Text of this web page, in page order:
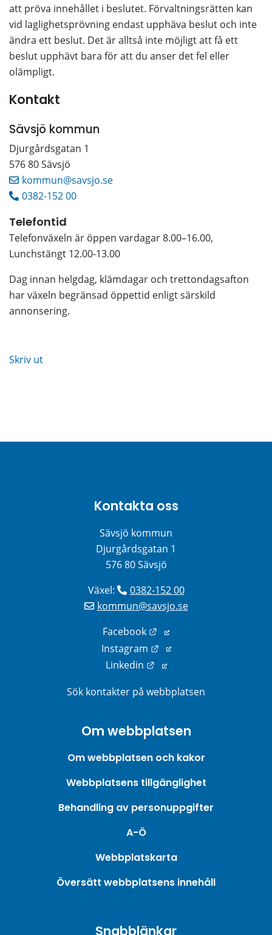
att pröva innehållet i beslutet. Förvaltningsrätten kan
vid laglighetsprövning endast upphäva beslut och inte
ändra ett beslut. Det är alltså inte möjligt att få ett
beslut upphävt bara för att du anser det fel eller
olämpligt.
Kontakt
Sävsjö kommun
Djurgårdsgatan 1
576 80 Sävsjö
kommun@savsjo.se
0382-152 00
Telefontid
Telefonväxeln är öppen vardagar 8.00–16.00,
Lunchstängt 12.00-13.00
Dag innan helgdag, klämdagar och trettondagsafton
har växeln begränsad öppettid enligt särskild
annonsering.
Skriv ut
Kontakta oss
Sävsjö kommun
Djurgårdsgatan 1
576 80 Sävsjö
Växel:
0382-152 00
kommun@savsjo.se
Facebook
Länk till annan
Instagram
Länk till annan
Linkedin
Länk till annan webbplats.
Sök kontakter på webbplatsen
Om webbplatsen
Om webbplatsen och kakor
Webbplatsens tillgänglighet
Behandling av personuppgifter
A-Ö
Webbplatskarta
Översätt webbplatsens innehåll
Snabblänkar